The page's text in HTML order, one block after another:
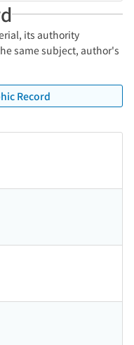
its authority
same subject, author's
Record